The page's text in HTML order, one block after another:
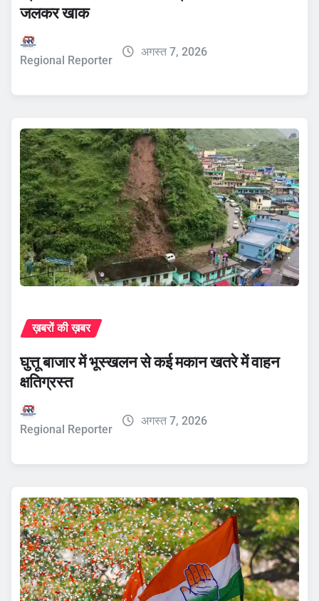
जलकर खाक
Regional Reporter
अगस्त 7, 2026
ख़बरों की ख़बर
घुत्तू बाजार में भूस्खलन से कई मकान खतरे में वाहन
क्षतिग्रस्त
Regional Reporter
अगस्त 7, 2026